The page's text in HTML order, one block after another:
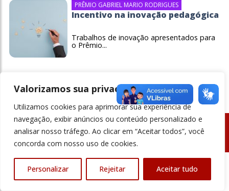
Valorizamos sua privacidade
Utilizamos cookies para aprimorar sua experiência de
navegação, exibir anúncios ou conteúdo personalizado e
analisar nosso tráfego. Ao clicar em “Aceitar todos”, você
concorda com nosso uso de cookies.
Personalizar Rejeitar Aceitar tudo
PRÊMIO GABRIEL MARIO RODRIGUES
Incentivo na inovação pedagógica
Trabalhos de inovação apresentados para
o Prêmio...
© Revista Ensino Superior - Todos os direitos reservados